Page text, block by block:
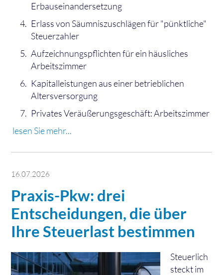
Erbauseinandersetzung
Erlass von Säumniszuschlägen für "pünktliche"
Steuerzahler
Aufzeichnungspflichten für ein häusliches
Arbeitszimmer
Kapitalleistungen aus einer betrieblichen
Altersversorgung
Privates Veräußerungsgeschäft: Arbeitszimmer
lesen Sie mehr...
16.07.2026
Praxis-Pkw: drei
Entscheidungen, die über
Ihre Steuerlast bestimmen
Steuerlich
steckt im